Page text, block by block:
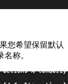
您希望保留默认
称。